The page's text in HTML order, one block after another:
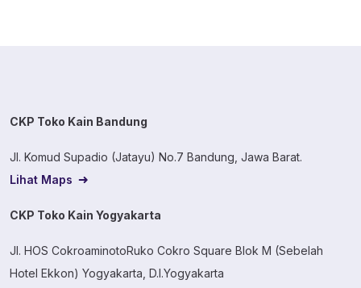
CKP Toko Kain Bandung
Jl. Komud Supadio (Jatayu) No.7 Bandung, Jawa Barat.
Lihat Maps
CKP Toko Kain Yogyakarta
Jl. HOS CokroaminotoRuko Cokro Square Blok M (Sebelah
Hotel Ekkon) Yogyakarta, D.I.Yogyakarta